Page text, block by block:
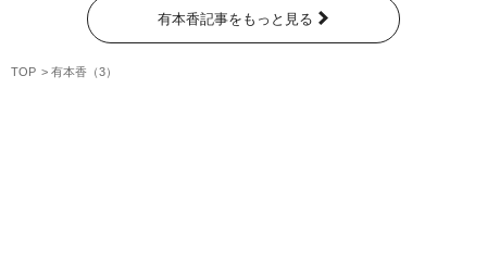
有本香記事をもっと見る
TOP 有本香（3）